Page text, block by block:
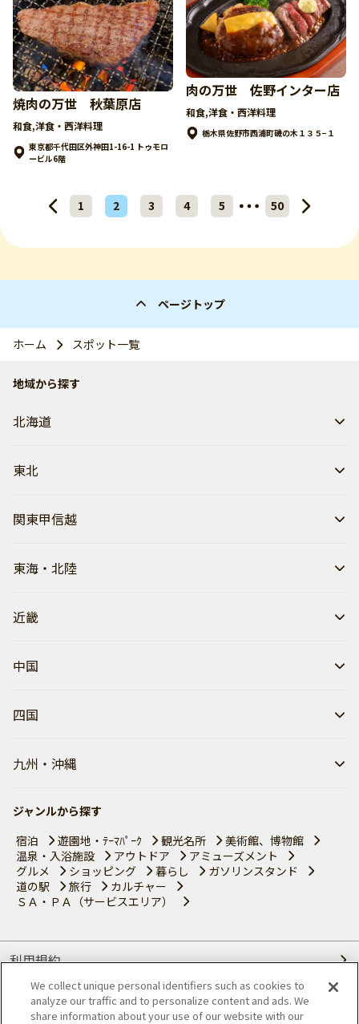
焼肉の万世 秋葉原店
和食,洋食・西洋料理
東京都千代田区外神田1-16-1 トゥモロ
ービル6階
肉の万世 佐野インター店
和食,洋食・西洋料理
栃木県佐野市西浦町磯の木１３５−１
1 2 3 4 5 50
ページトップ
ホーム スポット一覧
地域から探す
北海道
東北
関東甲信越
東海・北陸
近畿
中国
四国
九州・沖縄
ジャンルから探す
宿泊
遊園地・ﾃｰﾏﾊﾟｰｸ 観光名所
美術館、博物館
温泉・入浴施設
アウトドア
アミューズメント
グルメ
ショッピング 暮らし
ガソリンスタンド
道の駅
旅行
カルチャー
ＳＡ・ＰＡ（サービスエリア）
利用規約
個人情報の取り扱いについて
We collect unique personal identifiers such as cookies to
analyze our traffic and to personalize content and ads. We
share information about your use of our website with our